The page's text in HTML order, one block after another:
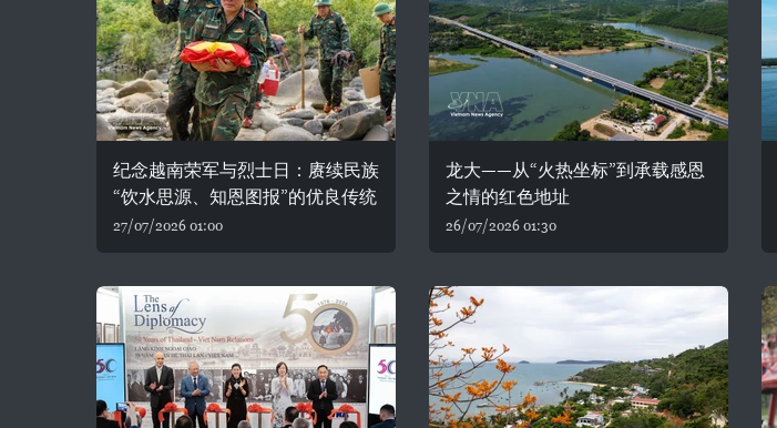
纪念越南荣军与烈士日：赓续民族
“饮水思源、知恩图报”的优良传统
27/07/2026 01:00
龙大——从“火热坐标”到承载感恩
之情的红色地址
26/07/2026 01:30